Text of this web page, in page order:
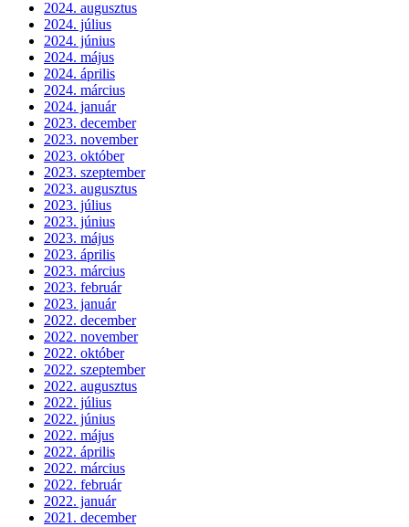
2024. augusztus
2024. július
2024. június
2024. május
2024. április
2024. március
2024. január
2023. december
2023. november
2023. október
2023. szeptember
2023. augusztus
2023. július
2023. június
2023. május
2023. április
2023. március
2023. február
2023. január
2022. december
2022. november
2022. október
2022. szeptember
2022. augusztus
2022. július
2022. június
2022. május
2022. április
2022. március
2022. február
2022. január
2021. december